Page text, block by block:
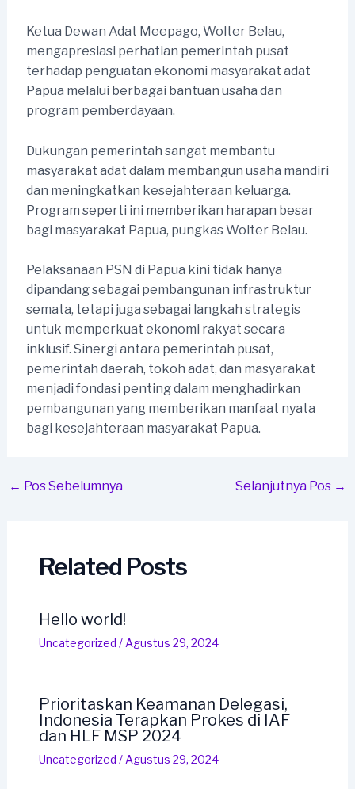
Ketua Dewan Adat Meepago, Wolter Belau,
mengapresiasi perhatian pemerintah pusat
terhadap penguatan ekonomi masyarakat adat
Papua melalui berbagai bantuan usaha dan
program pemberdayaan.
Dukungan pemerintah sangat membantu
masyarakat adat dalam membangun usaha mandiri
dan meningkatkan kesejahteraan keluarga.
Program seperti ini memberikan harapan besar
bagi masyarakat Papua, pungkas Wolter Belau.
Pelaksanaan PSN di Papua kini tidak hanya
dipandang sebagai pembangunan infrastruktur
semata, tetapi juga sebagai langkah strategis
untuk memperkuat ekonomi rakyat secara
inklusif. Sinergi antara pemerintah pusat,
pemerintah daerah, tokoh adat, dan masyarakat
menjadi fondasi penting dalam menghadirkan
pembangunan yang memberikan manfaat nyata
bagi kesejahteraan masyarakat Papua.
Post
← Pos Sebelumnya Selanjutnya Pos →
Related Posts
Hello world!
Uncategorized /Agustus 29, 2024
Prioritaskan Keamanan Delegasi,
Indonesia Terapkan Prokes di IAF
dan HLF MSP 2024
Uncategorized /Agustus 29, 2024